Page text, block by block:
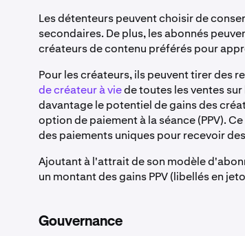
Les détenteurs peuvent choisir de
secondaires. De plus, les abonnés
créateurs de contenu préférés pour
Pour les créateurs, ils peuvent tirer des
de créateur à viede toutes les ventes
davantage le potentiel de gains des
option de paiement à la séance (PPV).
des paiements uniques pour recevoir
Ajoutant à l'attrait de son modèle
un montant des gains PPV (libellés en
Gouvernance